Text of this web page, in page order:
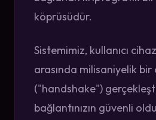
köprüsüdür.
Sistemimiz, kullanıcı
arasında milisaniyelik
("handshake")
bağlantınızın güvenli